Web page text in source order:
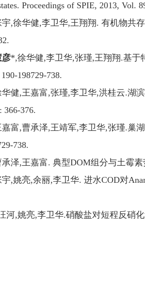
Proceedings of SPIE, 2013, Vol.
宇,徐华健,李卫华,王翔翔. 有机物共
彦*,徐华健,李卫华,张瑾,王翔翔.基于
190-198729-738.
华健,王嘉富,张瑾,李卫华,洪桂云.湖
366-376.
富,曹承泽,王靖军,李卫华,张瑾.巢
738.
承泽,王嘉富. 典型DOM组分与土霉
宇,姚亮,余丽,李卫华. 进水COD对
河,姚亮,李卫华.硝酸盐对短程反硝